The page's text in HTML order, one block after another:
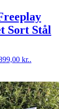
Sort Stål
kr..